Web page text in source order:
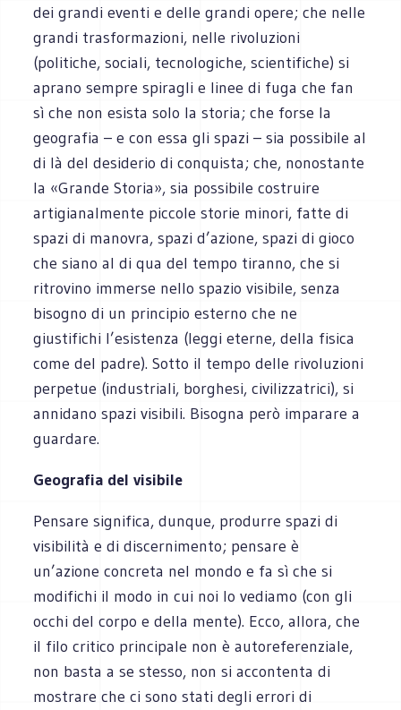
dei grandi eventi e delle grandi opere; che nelle
grandi trasformazioni, nelle rivoluzioni
(politiche, sociali, tecnologiche, scientifiche) si
aprano sempre spiragli e linee di fuga che fan
sì che non esista solo la storia; che forse la
geografia – e con essa gli spazi – sia possibile al
di là del desiderio di conquista; che, nonostante
la «Grande Storia», sia possibile costruire
artigianalmente piccole storie minori, fatte di
spazi di manovra, spazi d’azione, spazi di gioco
che siano al di qua del tempo tiranno, che si
ritrovino immerse nello spazio visibile, senza
bisogno di un principio esterno che ne
giustifichi l’esistenza (leggi eterne, della fisica
come del padre). Sotto il tempo delle rivoluzioni
perpetue (industriali, borghesi, civilizzatrici), si
annidano spazi visibili. Bisogna però imparare a
guardare.
Geografia del visibile
Pensare significa, dunque, produrre spazi di
visibilità e di discernimento; pensare è
un’azione concreta nel mondo e fa sì che si
modifichi il modo in cui noi lo vediamo (con gli
occhi del corpo e della mente). Ecco, allora, che
il filo critico principale non è autoreferenziale,
non basta a se stesso, non si accontenta di
mostrare che ci sono stati degli errori di